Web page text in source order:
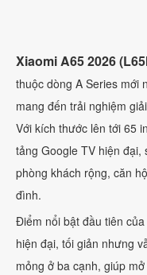
Xiaomi A65 2026
thuộc dòng A Series mới
mang đến trải nghiệm
Với kích thước lên tới 65
tảng Google TV hiện đại,
phòng khách rộng, căn
đình.
Điểm nổi bật đầu tiên của
hiện đại, tối giản nhưng
mỏng ở ba cạnh, giúp